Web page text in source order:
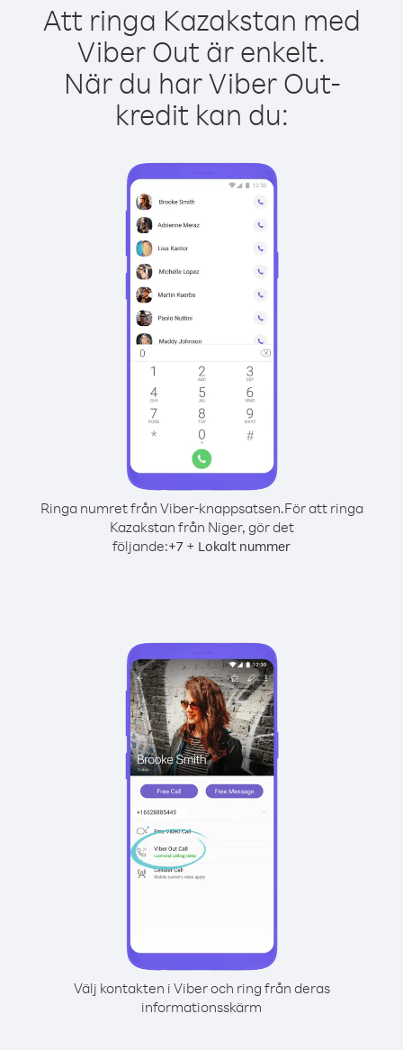
Att ringa Kazakstan med
Viber Out är enkelt.
När du har Viber Out-
kredit kan du:
Ringa numret från Viber-knappsatsen.För att ringa
Kazakstan från Niger, gör det
följande:+7 + Lokalt nummer
Välj kontakten i Viber och ring från deras
informationsskärm